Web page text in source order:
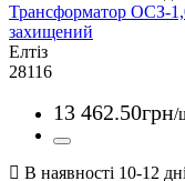
Трансформатор ОСЗ-
захищений
Елтіз
28116
13 462.50грн/